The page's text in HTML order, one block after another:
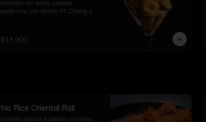
bañados en salsa picante
explosiva. Un clásico PF Chang’s.
$13.900
No Rice Oriental Roll
Nuestra opción especial sin arroz,